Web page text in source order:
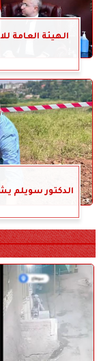
الهيئة العامة
الدكتور سويلم